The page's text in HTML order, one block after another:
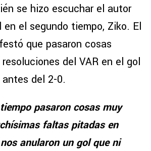
se hizo escuchar el autor
en el segundo tiempo, Ziko. El
que pasaron cosas
del VAR en el gol
del 2-0.
pasaron cosas muy
faltas pitadas en
nos anularon un gol que ni